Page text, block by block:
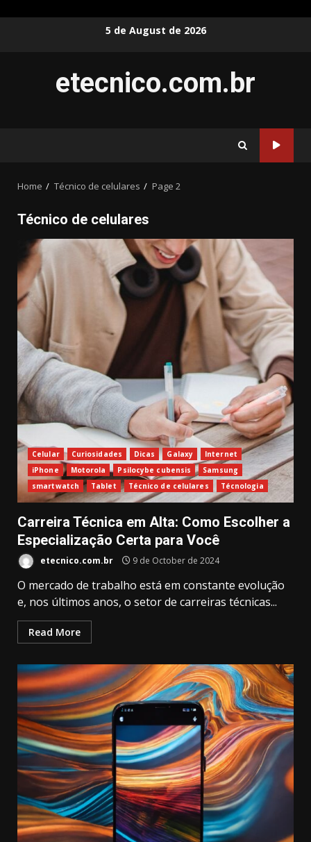
5 de August de 2026
etecnico.com.br
Home Técnico de celulares Page 2
Técnico de celulares
Celular Curiosidades Dicas Galaxy
Internet
iPhone
Motorola Psilocybe cubensis
Samsung
smartwatch
Tablet Técnico de celulares Técnologia
Carreira Técnica em Alta: Como Escolher a
Especialização Certa para Você
etecnico.com.br 9 de October de 2024
O mercado de trabalho está em constante evolução
e, nos últimos anos, o setor de carreiras técnicas...
Read More